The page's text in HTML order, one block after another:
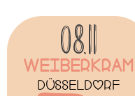
08.11
Weiberkram
Düsseldorf